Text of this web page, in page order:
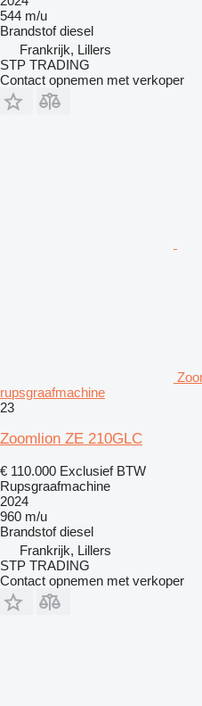
544 m/u
Brandstof diesel
Frankrijk, Lillers
STP TRADING
Contact opnemen met verkoper
rupsgraafmachine
23
Zoomlion ZE 210GLC
€ 110.000 Exclusief BTW
Rupsgraafmachine
2024
960 m/u
Brandstof diesel
Frankrijk, Lillers
STP TRADING
Contact opnemen met verkoper